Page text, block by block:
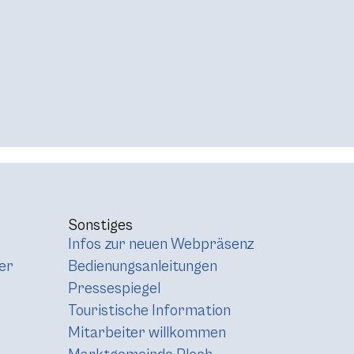
Sonstiges
Infos zur neuen Webpräsenz
Bedienungsanleitungen
Pressespiegel
Touristische Information
Mitarbeiter willkommen